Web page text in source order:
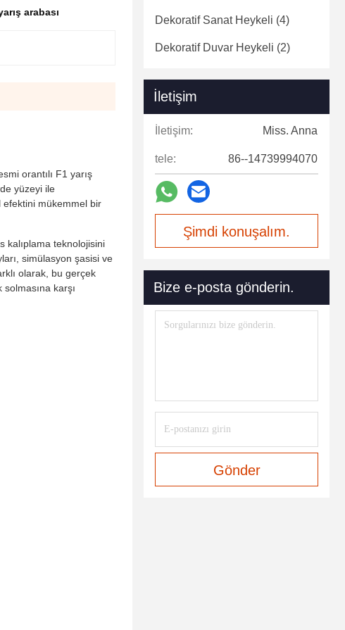
arabası
orantılı F1 yarış
yüzeyi ile
efektini mükemmel bir
kalıplama teknolojisini
simülasyon şasisi ve
olarak, bu gerçek
karşı
Dekoratif Sanat Heykeli (4)
Dekoratif Duvar Heykeli (2)
İletişim
İletişim: Miss. Anna
tele: 86--14739994070
Şimdi konuşalım.
Bize e-posta gönderin.
Gönder